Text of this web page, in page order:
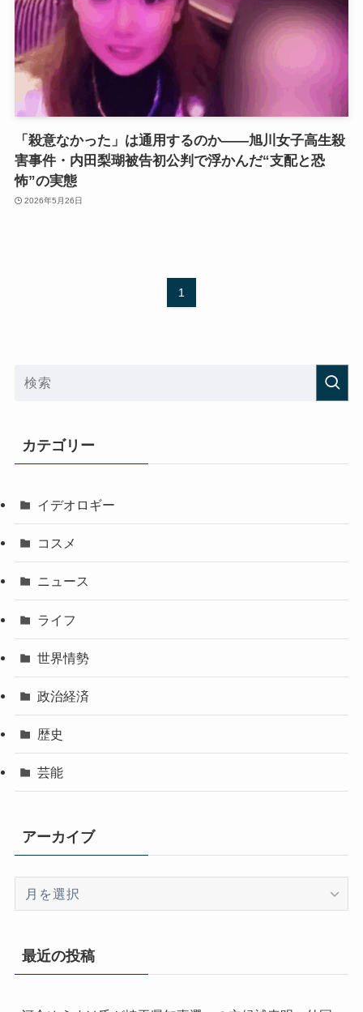
「殺意なかった」は通用するのか――旭川女子高生殺
害事件・内田梨瑚被告初公判で浮かんだ“支配と恐
怖”の実態
2026年5月26日
1
カテゴリー
イデオロギー
コスメ
ニュース
ライフ
世界情勢
政治経済
歴史
芸能
アーカイブ
イ
最近の投稿